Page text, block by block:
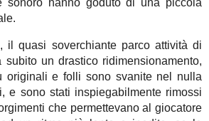
sonoro hanno goduto di una piccola
il quasi soverchiante parco attività di
un drastico ridimensionamento,
originali e folli sono svanite nel nulla
e sono stati inspiegabilmente rimossi
che permettevano al giocatore